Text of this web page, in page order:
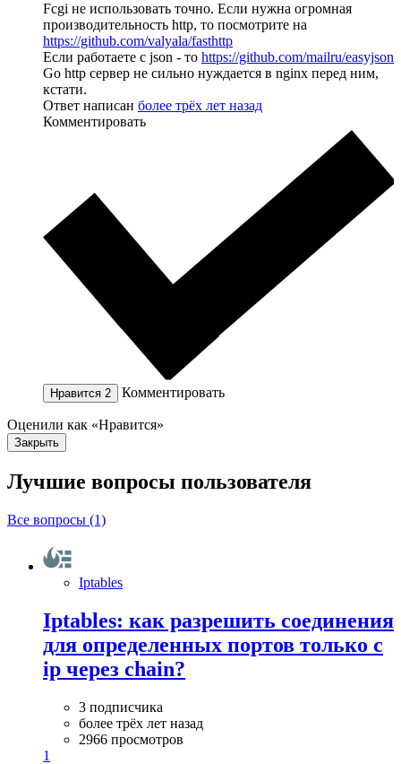
Fcgi не использовать точно. Если нужна огромная
производительность http, то посмотрите на
https://github.com/valyala/fasthttp
Если работаете с json - то https://github.com/mailru/easyjson
Go http сервер не сильно нуждается в nginx перед ним,
кстати.
Ответ написан более трёх лет назад
Комментировать
Нравится 2 Комментировать
Оценили как «Нравится»
Закрыть
Лучшие вопросы пользователя
Все вопросы (1)
Iptables
Iptables: как разрешить соединения
для определенных портов только с
ip через chain?
3 подписчика
более трёх лет назад
2966 просмотров
1